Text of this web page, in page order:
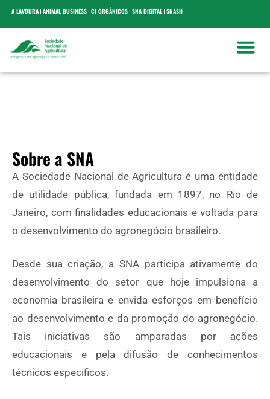
A LAVOURA ANIMAL BUSINESS CI ORGÂNICOS SNA DIGITAL SNASH
Sobre a SNA
A Sociedade Nacional de Agricultura é uma entidade
de utilidade pública, fundada em 1897, no Rio de
Janeiro, com finalidades educacionais e voltada para
o desenvolvimento do agronegócio brasileiro.
Desde sua criação, a SNA participa ativamente do
desenvolvimento do setor que hoje impulsiona a
economia brasileira e envida esforços em benefício
ao desenvolvimento e da promoção do agronegócio.
Tais iniciativas são amparadas por ações
educacionais e pela difusão de conhecimentos
técnicos específicos.